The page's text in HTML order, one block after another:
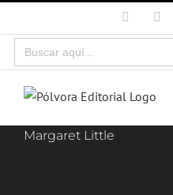
al
contenido
Facebook
Buscar:
Margaret Little